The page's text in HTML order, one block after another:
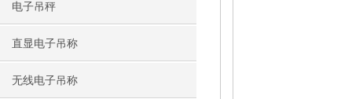
电子吊秤
直显电子吊称
无线电子吊称